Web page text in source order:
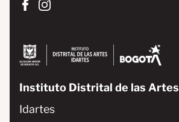
Instituto Distrital de las Artes
Idartes